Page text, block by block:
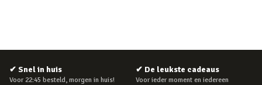
✔ Snel in huis
Voor 22:45 besteld, morgen in huis!
✔ De leukste cadeaus
Voor ieder moment en iedereen